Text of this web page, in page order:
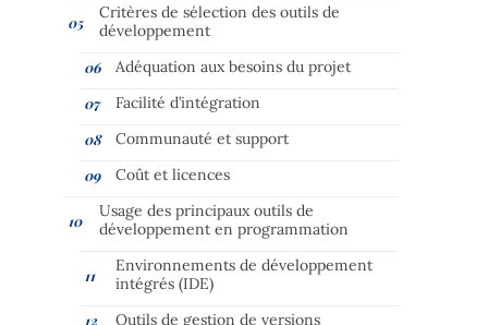
Critères de sélection des outils de
développement
Adéquation aux besoins du projet
Facilité d’intégration
Communauté et support
Coût et licences
Usage des principaux outils de
développement en programmation
Environnements de développement
intégrés (IDE)
Outils de gestion de versions